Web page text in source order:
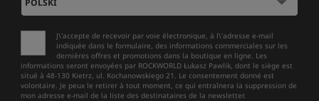
J\'accepte de recevoir par voie électronique, à l\'adresse e-mail
indiquée dans le formulaire, des informations commerciales sur les
dernières offres et promotions dans la boutique en ligne. Les
informations seront envoyées par ROCKWORLD Łukasz Pawlik, dont le siège est
situé à 48-130 Kietrz, ul. Kochanowskiego 21. Le consentement donné est
volontaire. Je peux le retirer à tout moment, ce qui entraînera la suppression de
mon adresse e-mail de la liste des destinataires de la newsletter.